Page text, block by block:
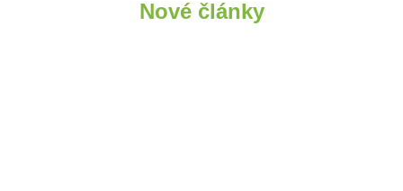
Nové články